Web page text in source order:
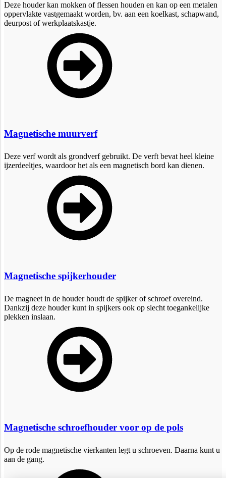
Deze houder kan mokken of flessen houden en kan op een metalen
oppervlakte vastgemaakt worden, bv. aan een koelkast, schapwand,
deurpost of werkplaatskastje.
Magnetische muurverf
Deze verf wordt als grondverf gebruikt. De verft bevat heel kleine
ijzerdeeltjes, waardoor het als een magnetisch bord kan dienen.
Magnetische spijkerhouder
De magneet in de houder houdt de spijker of schroef overeind.
Dankzij deze houder kunt in spijkers ook op slecht toegankelijke
plekken inslaan.
Magnetische schroefhouder voor op de pols
Op de rode magnetische vierkanten legt u schroeven. Daarna kunt u
aan de gang.